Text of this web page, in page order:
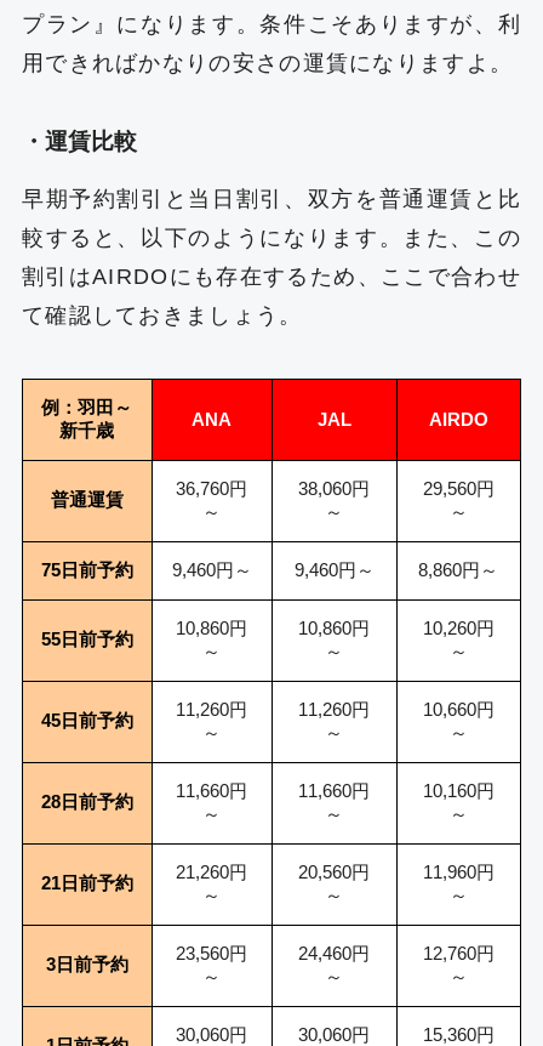
プラン』になります。条件こそありますが、利
用できればかなりの安さの運賃になりますよ。
・運賃比較
早期予約割引と当日割引、双方を普通運賃と比
較すると、以下のようになります。また、この
割引はAIRDOにも存在するため、ここで合わせ
て確認しておきましょう。
例：羽田～
新千歳
ANA JAL AIRDO
普通運賃
36,760円
～
38,060円
～
29,560円
～
75日前予約 9,460円～ 9,460円～ 8,860円～
55日前予約
10,860円
～
10,860円
～
10,260円
～
45日前予約
11,260円
～
11,260円
～
10,660円
～
28日前予約
11,660円
～
11,660円
～
10,160円
～
21日前予約
21,260円
～
20,560円
～
11,960円
～
3日前予約
23,560円
～
24,460円
～
12,760円
～
30,060円 30,060円 15,360円